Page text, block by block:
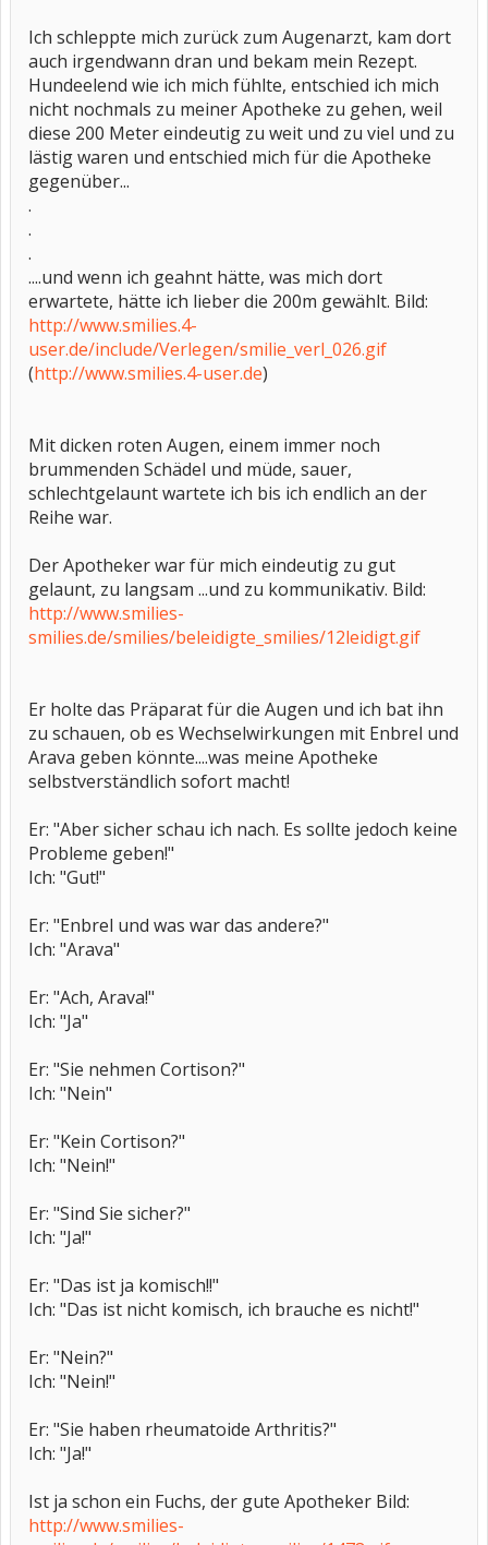
Ich schleppte mich zurück zum Augenarzt, kam dort
auch irgendwann dran und bekam mein Rezept.
Hundeelend wie ich mich fühlte, entschied ich mich
nicht nochmals zu meiner Apotheke zu gehen, weil
diese 200 Meter eindeutig zu weit und zu viel und zu
lästig waren und entschied mich für die Apotheke
gegenüber...
.
.
.
....und wenn ich geahnt hätte, was mich dort
erwartete, hätte ich lieber die 200m gewählt. Bild:
http://www.smilies.4-
user.de/include/Verlegen/smilie_verl_026.gif
(http://www.smilies.4-user.de)
Mit dicken roten Augen, einem immer noch
brummenden Schädel und müde, sauer,
schlechtgelaunt wartete ich bis ich endlich an der
Reihe war.
Der Apotheker war für mich eindeutig zu gut
gelaunt, zu langsam ...und zu kommunikativ. Bild:
http://www.smilies-
smilies.de/smilies/beleidigte_smilies/12leidigt.gif
Er holte das Präparat für die Augen und ich bat ihn
zu schauen, ob es Wechselwirkungen mit Enbrel und
Arava geben könnte....was meine Apotheke
selbstverständlich sofort macht!
Er: "Aber sicher schau ich nach. Es sollte jedoch keine
Probleme geben!"
Ich: "Gut!"
Er: "Enbrel und was war das andere?"
Ich: "Arava"
Er: "Ach, Arava!"
Ich: "Ja"
Er: "Sie nehmen Cortison?"
Ich: "Nein"
Er: "Kein Cortison?"
Ich: "Nein!"
Er: "Sind Sie sicher?"
Ich: "Ja!"
Er: "Das ist ja komisch!!"
Ich: "Das ist nicht komisch, ich brauche es nicht!"
Er: "Nein?"
Ich: "Nein!"
Er: "Sie haben rheumatoide Arthritis?"
Ich: "Ja!"
Ist ja schon ein Fuchs, der gute Apotheker Bild:
http://www.smilies-